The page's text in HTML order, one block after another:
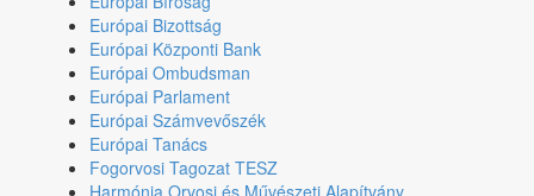
Európai Bizottság
Európai Központi Bank
Európai Ombudsman
Európai Parlament
Európai Számvevőszék
Európai Tanács
Fogorvosi Tagozat TESZ
Harmónia Orvosi és Művészeti Alapítvány